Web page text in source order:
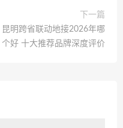
下一篇
昆明跨省联动地接2026年哪
个好 十大推荐品牌深度评价